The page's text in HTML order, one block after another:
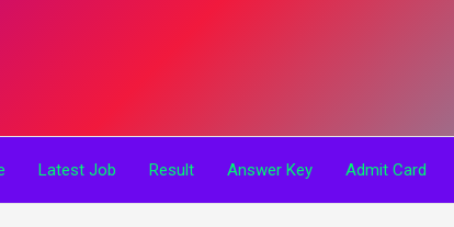
Latest Job Result Answer Key Admit Card